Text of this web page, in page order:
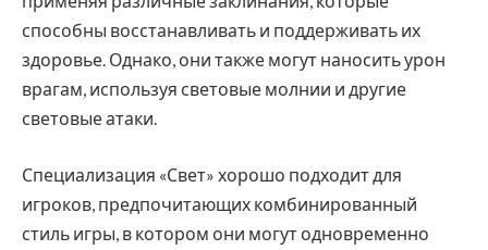
способны восстанавливать и поддерживать их
здоровье. Однако, они также могут наносить урон
врагам, используя световые молнии и другие
световые атаки.
Специализация «Свет» хорошо подходит для
игроков, предпочитающих комбинированный
стиль игры, в котором они могут одновременно